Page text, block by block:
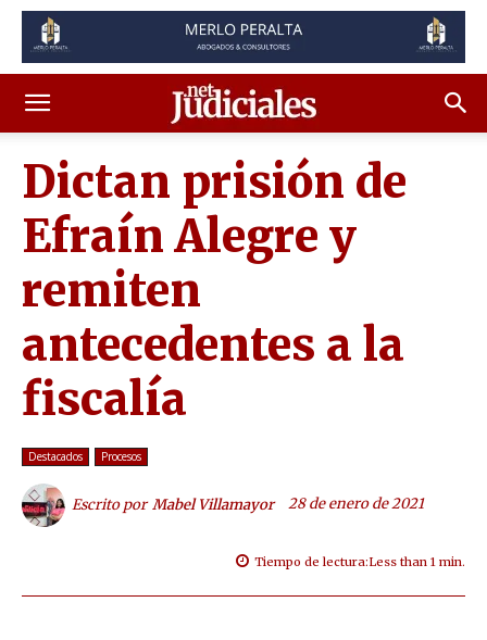
Dictan prisión de
Efraín Alegre y
remiten
antecedentes a la
fiscalía
Destacados Procesos
Escrito por Mabel Villamayor 28 de enero de 2021
Tiempo de lectura:Less than 1 min.